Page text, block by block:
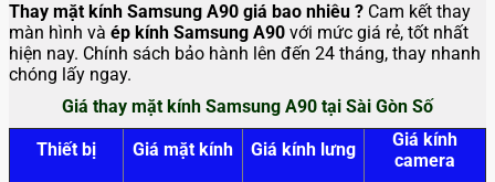
Thay mặt kính Samsung A90 giá bao nhiêu ? Cam kết thay
màn hình và ép kính Samsung A90 với mức giá rẻ, tốt nhất
hiện nay. Chính sách bảo hành lên đến 24 tháng, thay nhanh
chóng lấy ngay.
Giá thay mặt kính Samsung A90 tại Sài Gòn Số
Thiết bị Giá mặt kính Giá kính lưng
Giá kính
camera